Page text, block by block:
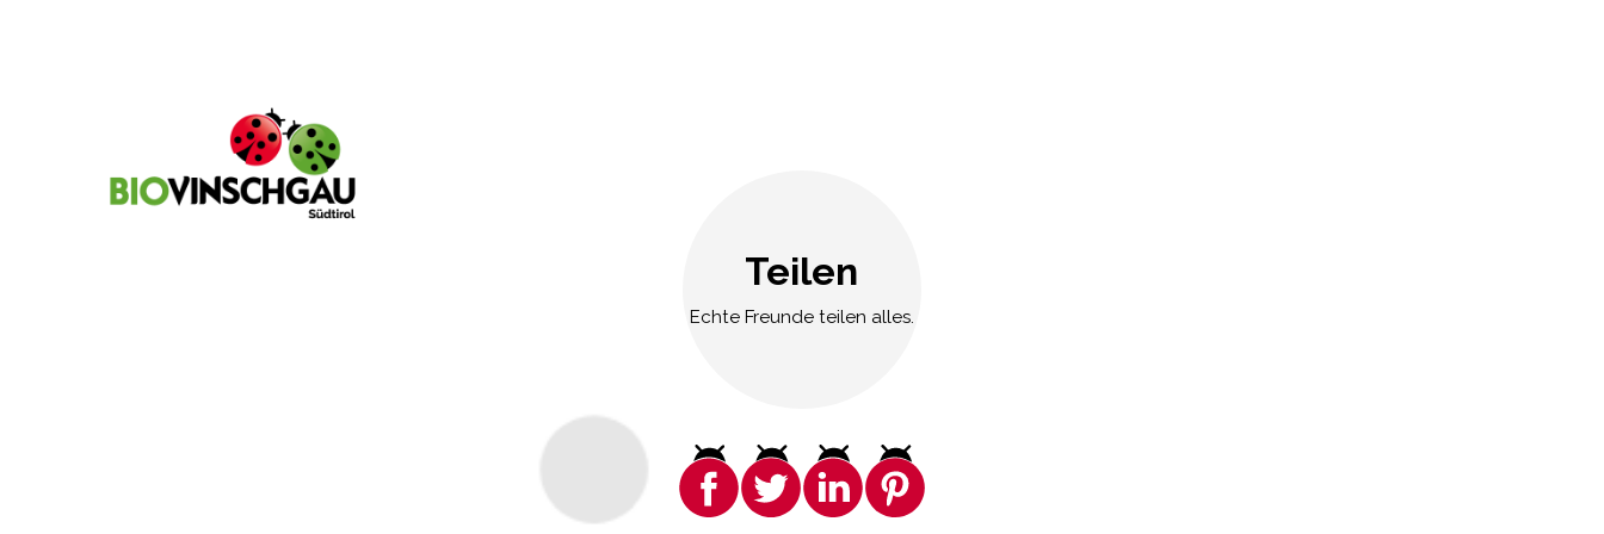
Teilen
Echte Freunde teilen alles.